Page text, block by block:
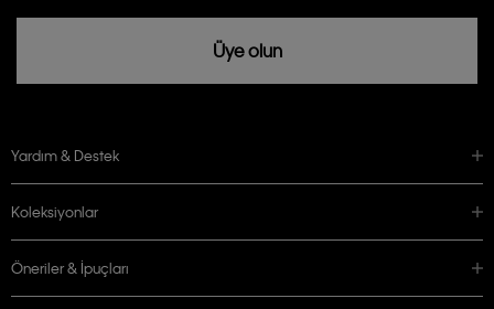
Üye olun
Yardım & Destek
Koleksiyonlar
Öneriler & İpuçları